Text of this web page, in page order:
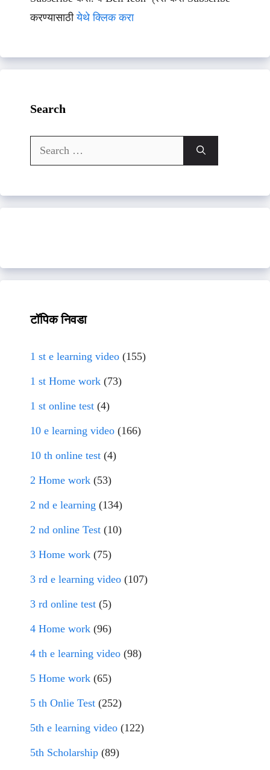
करण्यासाठीयेथे क्लिक करा
Search
Search
for:
टॉपिक निवडा
1 st e learning video (155)
1 st Home work (73)
1 st online test (4)
10 e learning video (166)
10 th online test (4)
2 Home work (53)
2 nd e learning (134)
2 nd online Test (10)
3 Home work (75)
3 rd e learning video (107)
3 rd online test (5)
4 Home work (96)
4 th e learning video (98)
5 Home work (65)
5 th Onlie Test (252)
5th e learning video (122)
5th Scholarship (89)